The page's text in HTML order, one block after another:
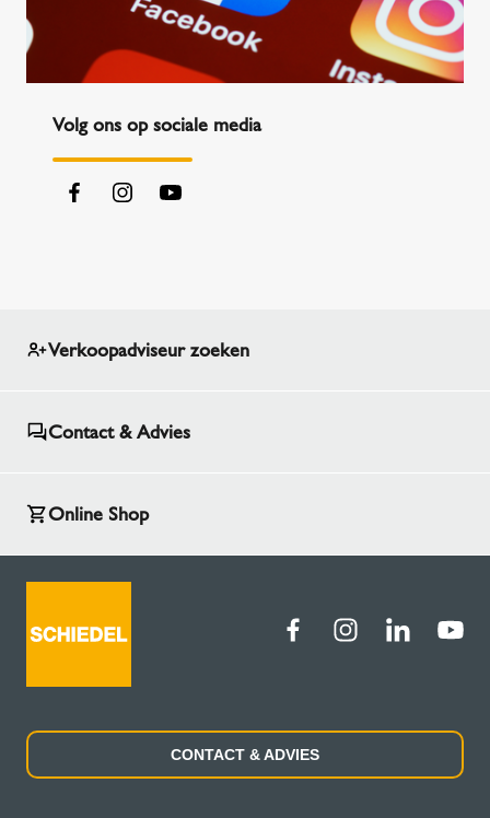
Volg ons op sociale media
Verkoopadviseur zoeken
Contact & Advies
Online Shop
CONTACT & ADVIES